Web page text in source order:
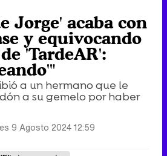
Jorge' acaba con
y equivocando
'TardeAR':
a un hermano que le
a su gemelo por haber
9 Agosto 2024 12:59